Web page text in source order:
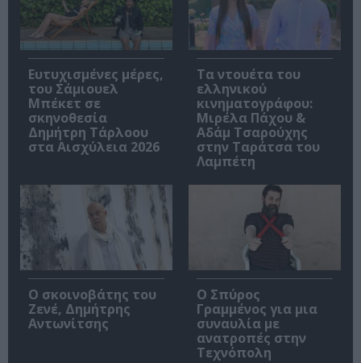
Ευτυχισμένες μέρες,
του Σάμιουελ
Μπέκετ σε
σκηνοθεσία
Δημήτρη Τάρλοου
στα Αισχύλεια 2026
Τα ντουέτα του
ελληνικού
κινηματογράφου:
Μιρέλα Πάχου &
Αδάμ Τσαρούχης
στην Ταράτσα του
Λαμπέτη
Ο σκοινοβάτης του
Ζενέ, Δημήτρης
Αντωνίτσης
Ο Σπύρος
Γραμμένος για μια
συναυλία με
ανατροπές στην
Τεχνόπολη